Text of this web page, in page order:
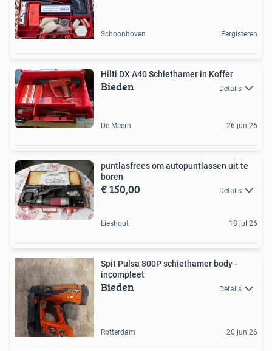
Schoonhoven Eergisteren
Hilti DX A40 Schiethamer in Koffer
Bieden Details
De Meern 26 jun 26
puntlasfrees om autopuntlassen uit te
boren
€ 150,00 Details
Lieshout 18 jul 26
Spit Pulsa 800P schiethamer body -
incompleet
Bieden Details
Rotterdam 20 jun 26